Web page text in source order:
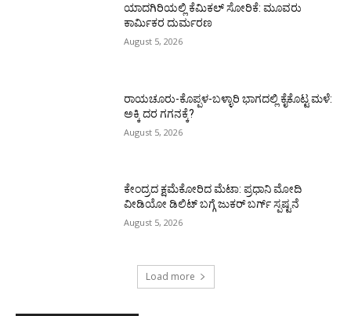
ಯಾದಗಿರಿಯಲ್ಲಿ ಕೆಮಿಕಲ್ ಸೋರಿಕೆ: ಮೂವರು
ಕಾರ್ಮಿಕರ ದುರ್ಮರಣ
August 5, 2026
ರಾಯಚೂರು-ಕೊಪ್ಪಳ-ಬಳ್ಳಾರಿ ಭಾಗದಲ್ಲಿ ಕೈಕೊಟ್ಟ ಮಳೆ:
ಅಕ್ಕಿ ದರ ಗಗನಕ್ಕೆ?
August 5, 2026
ಕೇಂದ್ರದ ಕ್ಷಮೆಕೋರಿದ ಮೆಟಾ: ಪ್ರಧಾನಿ ಮೋದಿ
ವೀಡಿಯೋ ಡಿಲಿಟ್ ಬಗ್ಗೆ ಜುಕರ್ ಬರ್ಗ್ ಸ್ಪಷ್ಟನೆ
August 5, 2026
Load more